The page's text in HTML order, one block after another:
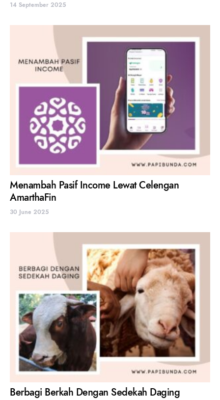
14 September 2025
Menambah Pasif Income Lewat Celengan
AmarthaFin
30 June 2025
Berbagi Berkah Dengan Sedekah Daging